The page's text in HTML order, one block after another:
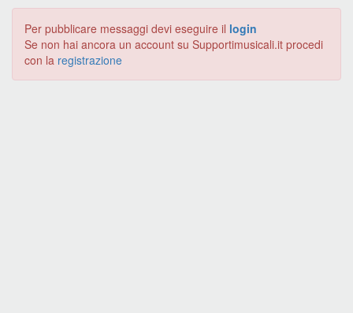
Per pubblicare messaggi devi eseguire il login
Se non hai ancora un account su Supportimusicali.it procedi
con la registrazione